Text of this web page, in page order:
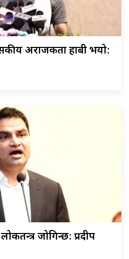
अराजकता हाबी भयो:
जोगिन्छ: प्रदीप